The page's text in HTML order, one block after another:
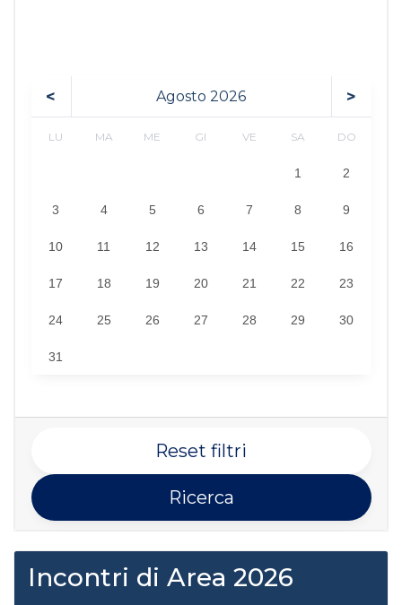
< >
Agosto 2026
LU MA ME GI VE SA DO
1 2
3 4 5 6 7 8 9
10 11 12 13 14 15 16
17 18 19 20 21 22 23
24 25 26 27 28 29 30
31
Reset filtri
Ricerca
Incontri di Area 2026